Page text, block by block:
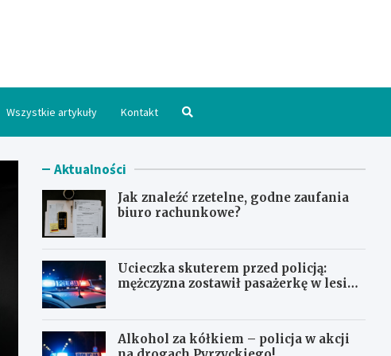
Wszystkie artykuły Kontakt
Aktualności
Jak znaleźć rzetelne, godne zaufania
biuro rachunkowe?
Ucieczka skuterem przed policją:
mężczyzna zostawił pasażerkę w lesie i
Alkohol za kółkiem – policja w akcji